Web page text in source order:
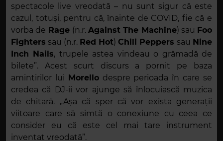
spectacole live vreodată – nu sunt sigur că este
cazul, totuși, pentru că, înainte de COVID, fie că e
vorba de Rage (n.r. Against The Machine) sau Foo
Fighters sau (n.r. Red Hot) Chili Peppers sau Nine
Inch Nails, trupele astea vindeau o grămadă de
bilete”. Acest scurt discurs a pornit pe baza
amintirilor lui
Morellodespre perioada în care se
credea că DJ-ii vor ajunge să înlocuiască muzica
de chitară. „Așa că sper că vor exista generații
viitoare care să simtă o conexiune cu ceea ce
consider eu că este cel mai tare instrument
inventat vreodată”.